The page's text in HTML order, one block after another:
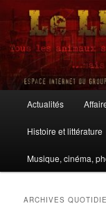
Aller
contenu
principal
Aller
contenu
secondaire
Le
principal
Actualités
Histoire et littérature
Musique, cinéma,
ARCHIVES